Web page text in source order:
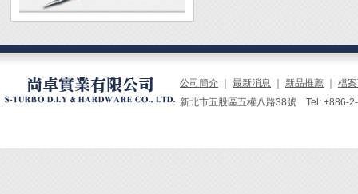
公司簡介 最新消息 新品推薦
檔
新北市五股區五權八路38號 Tel: